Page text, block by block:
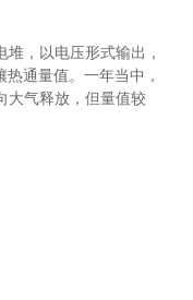
，以电压形式输出，
通量值。一年当中，
大气释放，但量值较